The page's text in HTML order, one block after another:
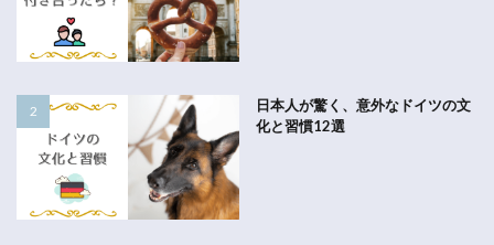
日本人が驚く、意外なドイツの文
化と習慣12選